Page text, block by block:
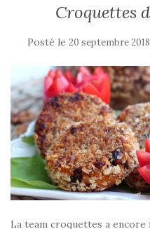
Croquettes
Posté le 20 septembre 2018
La team croquettes a encore